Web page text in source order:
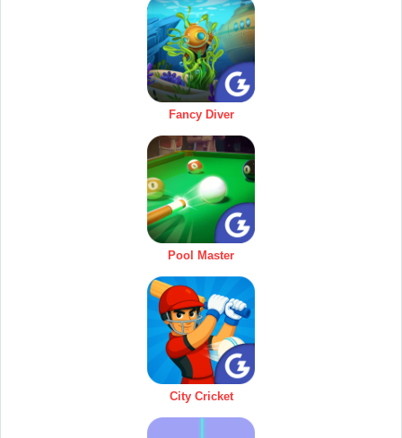
Fancy Diver
Pool Master
City Cricket